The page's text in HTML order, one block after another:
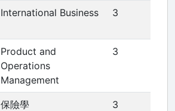
International Business 3
Product and
Operations
Management
3
保險學 3